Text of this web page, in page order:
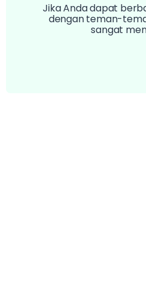
Jika Anda dapat
dengan teman-
sangat